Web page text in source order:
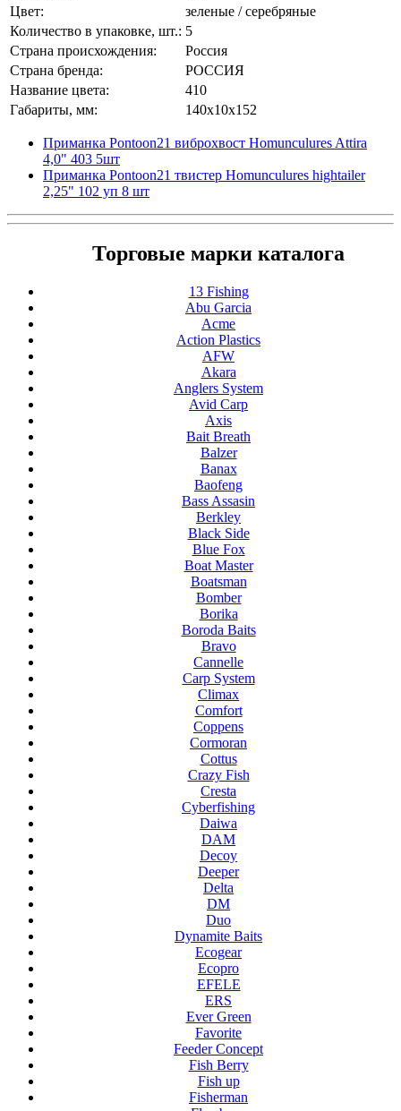
Цвет:
зеленые / серебряные
Количество в упаковке, шт.: 5
Страна происхождения:
Россия
Страна бренда:
РОССИЯ
Название цвета:
410
Габариты, мм:
140x10x152
Приманка Pontoon21 виброхвост Homunculures Attira
4,0" 403 5шт
Приманка Pontoon21 твистер Homunculures hightailer
2,25" 102 уп 8 шт
Торговые марки каталога
13 Fishing
Abu Garcia
Acme
Action Plastics
AFW
Akara
Anglers System
Avid Carp
Axis
Bait Breath
Balzer
Banax
Baofeng
Bass Assasin
Berkley
Black Side
Blue Fox
Boat Master
Boatsman
Bomber
Borika
Boroda Baits
Bravo
Cannelle
Carp System
Climax
Comfort
Coppens
Cormoran
Cottus
Crazy Fish
Cresta
Cyberfishing
Daiwa
DAM
Decoy
Deeper
Delta
DM
Duo
Dynamite Baits
Ecogear
Ecopro
EFELE
ERS
Ever Green
Favorite
Feeder Concept
Fish Berry
Fish up
Fisherman